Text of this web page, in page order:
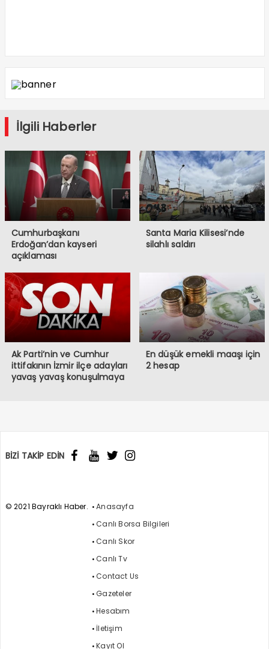
İlgili Haberler
Cumhurbaşkanı
Erdoğan’dan kayseri
açıklaması
Santa Maria Kilisesi’nde
silahlı saldırı
Ak Parti’nin ve Cumhur
ittifakının İzmir ilçe adayları
yavaş yavaş konuşulmaya
En düşük emekli maaşı için
2 hesap
BİZİ TAKİP EDİN
© 2021 Bayraklı Haber.
Anasayfa
Canlı Borsa Bilgileri
Canlı Skor
Canlı Tv
Contact Us
Gazeteler
Hesabım
İletişim
Kayıt Ol